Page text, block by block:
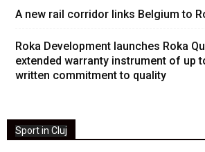
A new rail corridor links Belgium to
Roka Development launches Roka
extended warranty instrument of up
written commitment to quality
Sport in Cluj